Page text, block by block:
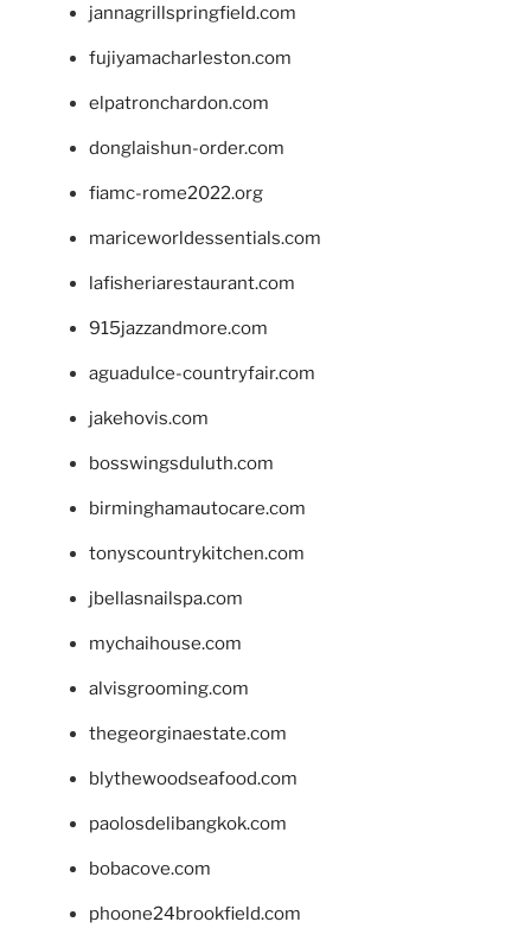
jannagrillspringfield.com
fujiyamacharleston.com
elpatronchardon.com
donglaishun-order.com
fiamc-rome2022.org
mariceworldessentials.com
lafisheriarestaurant.com
915jazzandmore.com
aguadulce-countryfair.com
jakehovis.com
bosswingsduluth.com
birminghamautocare.com
tonyscountrykitchen.com
jbellasnailspa.com
mychaihouse.com
alvisgrooming.com
thegeorginaestate.com
blythewoodseafood.com
paolosdelibangkok.com
bobacove.com
phoone24brookfield.com